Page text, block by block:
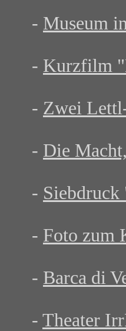
- Museum
- Kurzfilm
- Zwei
- Die
-
- Foto zum
- Barca di
- Theater